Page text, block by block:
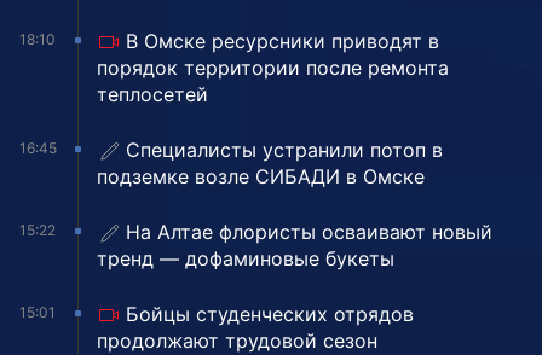
18:10
В Омске ресурсники приводят в
порядок территории после ремонта
теплосетей
16:45
Специалисты устранили потоп в
подземке возле СИБАДИ в Омске
15:22
На Алтае флористы осваивают новый
тренд — дофаминовые букеты
15:01
Бойцы студенческих отрядов
продолжают трудовой сезон